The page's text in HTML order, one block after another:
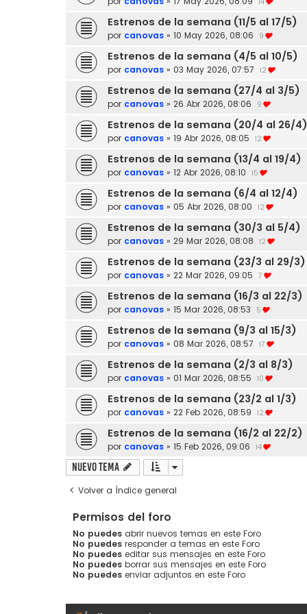
Estrenos de la semana (11/5 al 17/5)
por canovas » 10 May 2026, 08:06 9
Estrenos de la semana (4/5 al 10/5)
por canovas » 03 May 2026, 07:57 12
Estrenos de la semana (27/4 al 3/5)
por canovas » 26 Abr 2026, 08:06 9
Estrenos de la semana (20/4 al 26/4)
por canovas » 19 Abr 2026, 08:05 12
Estrenos de la semana (13/4 al 19/4)
por canovas » 12 Abr 2026, 08:10 15
Estrenos de la semana (6/4 al 12/4)
por canovas » 05 Abr 2026, 08:00 12
Estrenos de la semana (30/3 al 5/4)
por canovas » 29 Mar 2026, 08:08 12
Estrenos de la semana (23/3 al 29/3)
por canovas » 22 Mar 2026, 09:05 7
Estrenos de la semana (16/3 al 22/3)
por canovas » 15 Mar 2026, 08:53 5
Estrenos de la semana (9/3 al 15/3)
por canovas » 08 Mar 2026, 08:57 17
Estrenos de la semana (2/3 al 8/3)
por canovas » 01 Mar 2026, 08:55 10
Estrenos de la semana (23/2 al 1/3)
por canovas » 22 Feb 2026, 08:59 12
Estrenos de la semana (16/2 al 22/2)
por canovas » 15 Feb 2026, 09:06 14
Nuevo Tema
Volver a Índice general
Permisos del foro
No puedes abrir nuevos temas en este Foro
No puedes responder a temas en este Foro
No puedes editar sus mensajes en este Foro
No puedes borrar sus mensajes en este Foro
No puedes enviar adjuntos en este Foro